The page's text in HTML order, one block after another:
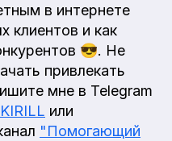
в интернете
клиентов и как
😎. Не
привлекать
мне в Telegram
или
"Помогающий